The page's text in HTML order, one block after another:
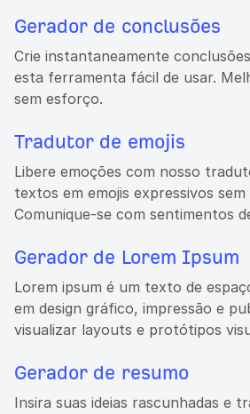
Gerador de conclusões
Crie instantaneamente
esta ferramenta fácil de usar.
sem esforço.
Tradutor de emojis
Libere emoções com nosso
textos em emojis expressivos
Comunique-se com sentimentos
Gerador de Lorem Ipsum
Lorem ipsum é um texto de
em design gráfico, impressão e
visualizar layouts e protótipos
Gerador de resumo
Insira suas ideias rascunhadas e